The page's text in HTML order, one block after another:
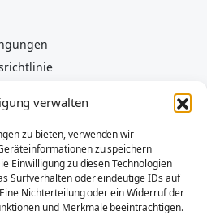
verwalten
zu bieten, verwenden wir
zu speichern
Einwilligung zu diesen Technologien
Surfverhalten oder eindeutige IDs auf
Nichterteilung oder ein Widerruf der
und Merkmale beeinträchtigen.